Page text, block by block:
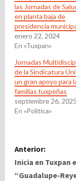
las Jornadas de
en planta baja de
presidencia
enero 22, 2024
En «Tuxpan»
Jornadas
de la Sindicatura
un gran apoyo para
familias tuxpeñas
septiembre 26, 2025
En «Politica»
N
a
Anterior:
Inicia en Tuxpan
“Guadalupe-